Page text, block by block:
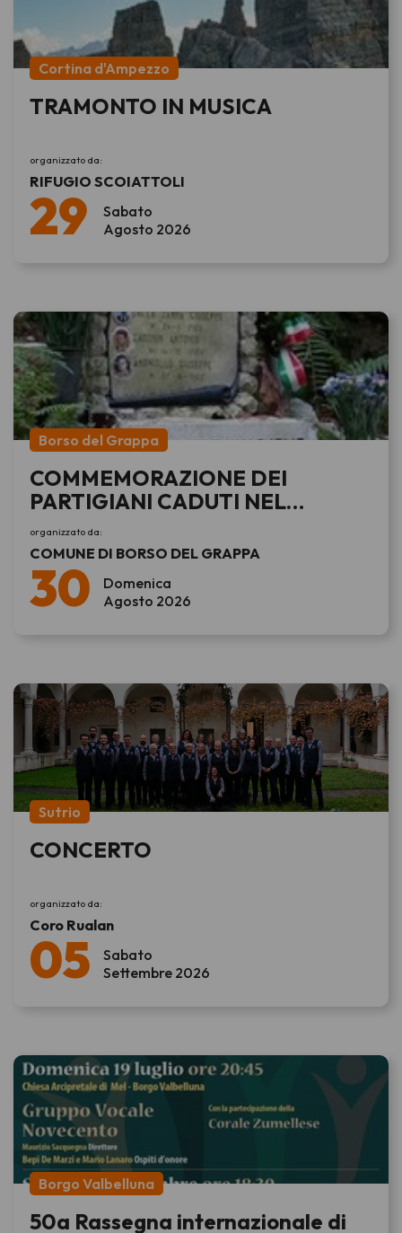
Sabato
29 Agosto 2026
Cortina d'Ampezzo
TRAMONTO IN MUSICA
organizzato da:
RIFUGIO SCOIATTOLI
Domenica
30 Agosto 2026
Borso del Grappa
COMMEMORAZIONE DEI
PARTIGIANI CADUTI NEL
RASTRELLAMENTO DEL GRAPPA
organizzato da:
COMUNE DI BORSO DEL GRAPPA
Sabato
05 Settembre 2026
Sutrio
CONCERTO
organizzato da:
Coro Rualan
Borgo Valbelluna
50a Rassegna internazionale di